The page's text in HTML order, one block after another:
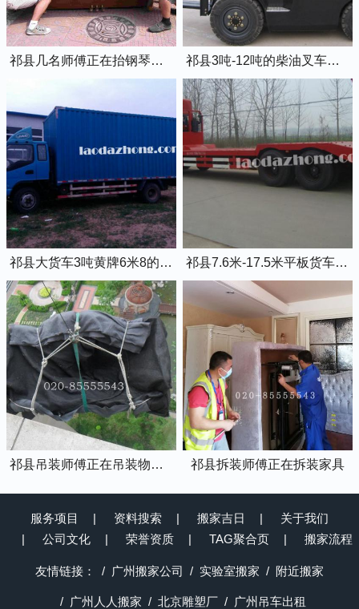
祁县几名师傅正在抬钢琴上楼 祁县3吨-12吨的柴油叉车出租
祁县大货车3吨黄牌6米8的厢式货车 祁县7.6米-17.5米平板货车出租
祁县吊装师傅正在吊装物品上楼 祁县拆装师傅正在拆装家具
服务项目 资料搜索 搬家吉日
关于我们
公司文化
荣誉资质 TAG聚合页 搬家流程
友情链接： 广州搬家公司 实验室搬家 附近搬家
广州人人搬家 北京雕塑厂 广州吊车出租